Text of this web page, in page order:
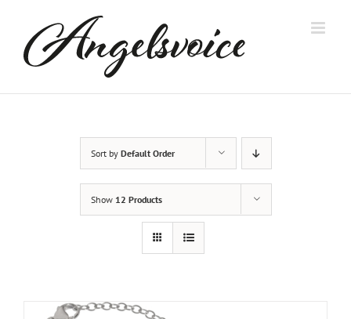
content
Sort by Default Order
Show 12 Products